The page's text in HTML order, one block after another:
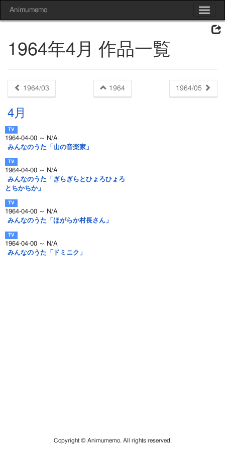
Toggle
Animumemo
1964年4月 作品一覧
1964/03 1964 1964/05
4月
1964-04-00 ～ N/A
みんなのうた「山の音楽家」
1964-04-00 ～ N/A
みんなのうた「ぎらぎらとひょろひょろ
とちかちか」
1964-04-00 ～ N/A
みんなのうた「ほがらか村長さん」
1964-04-00 ～ N/A
みんなのうた「ドミニク」
Copyright © Animumemo. All rights reserved.